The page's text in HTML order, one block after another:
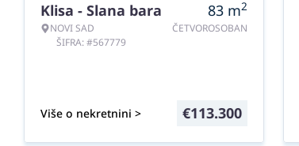
Klisa - Slana bara
NOVI SAD
ŠIFRA: #567779
83 m2
ČETVOROSOBAN
Više o nekretnini > €113.300